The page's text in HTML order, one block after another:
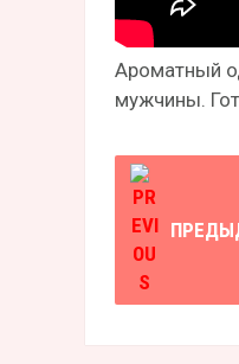
Ароматный
мужчины.